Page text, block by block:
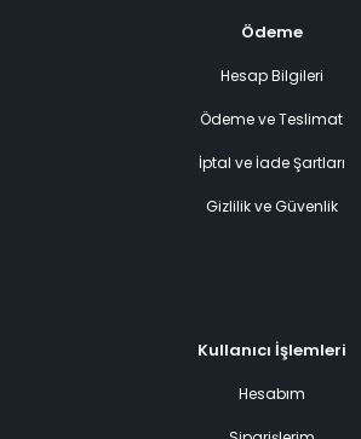
Ödeme
Hesap Bilgileri
Ödeme ve Teslimat
İptal ve İade Şartları
Gizlilik ve Güvenlik
Kullanıcı İşlemleri
Hesabım